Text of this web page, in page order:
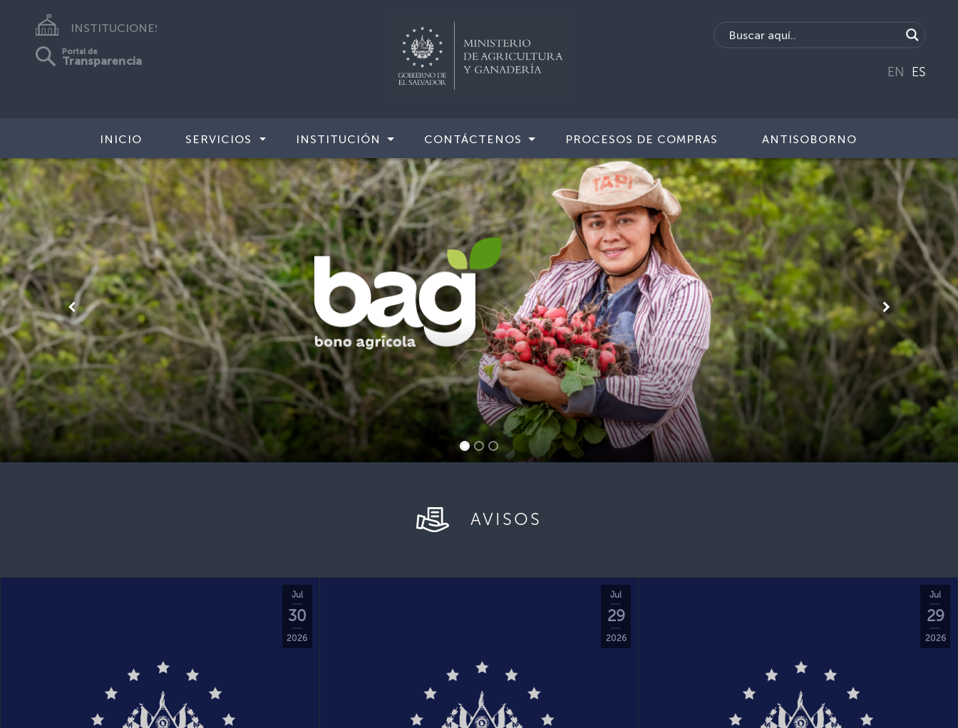
INSTITUCIONES
Portal de
Transparencia
EN ES
INICIO SERVICIOS INSTITUCIÓN CONTÁCTENOS PROCESOS DE COMPRAS ANTISOBORNO
Anterior Siguiente
AVISOS
Jul
30
2026
Jul
29
2026
Jul
29
2026